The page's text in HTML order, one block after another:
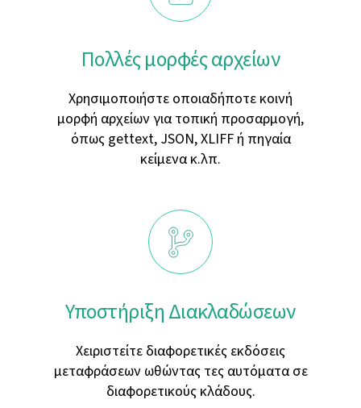
Πολλές μορφές αρχείων
Χρησιμοποιήστε οποιαδήποτε κοινή
μορφή αρχείων για τοπική προσαρμογή,
όπως gettext, JSON, XLIFF ή πηγαία
κείμενα κ.λπ.
Υποστήριξη Διακλαδώσεων
Χειριστείτε διαφορετικές εκδόσεις
μεταφράσεων ωθώντας τες αυτόματα σε
διαφορετικούς κλάδους.